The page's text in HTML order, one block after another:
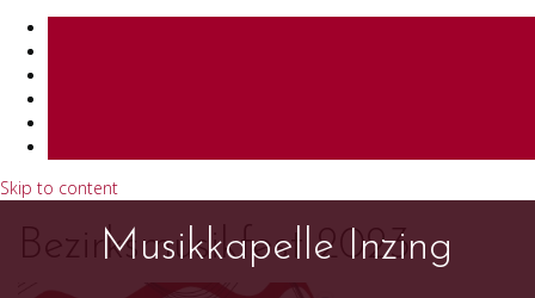
Skip to content
Musikkapelle Inzing
Bezirksmusikfest 2023